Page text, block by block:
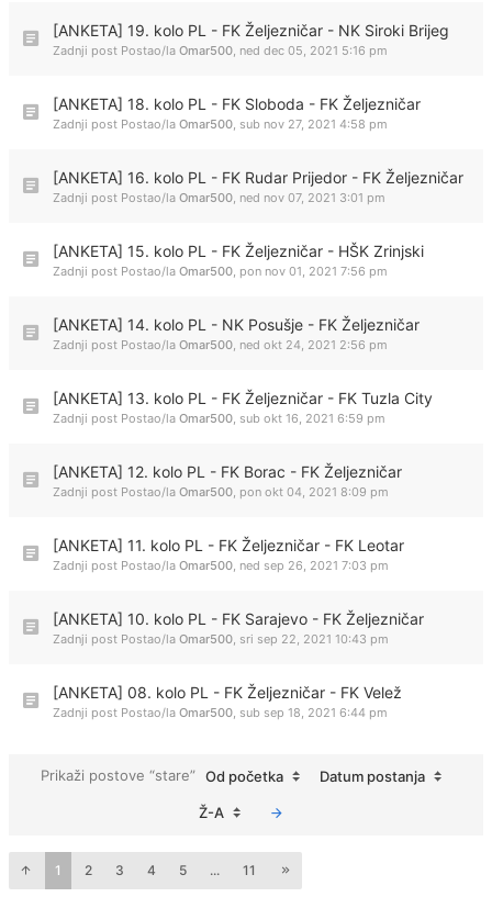
[ANKETA] 19. kolo PL - FK Željezničar - NK Siroki Brijeg
Zadnji post Postao/la Omar500, ned dec 05, 2021 5:16 pm
[ANKETA] 18. kolo PL - FK Sloboda - FK Željezničar
Zadnji post Postao/la Omar500, sub nov 27, 2021 4:58 pm
[ANKETA] 16. kolo PL - FK Rudar Prijedor - FK Željezničar
Zadnji post Postao/la Omar500, ned nov 07, 2021 3:01 pm
[ANKETA] 15. kolo PL - FK Željezničar - HŠK Zrinjski
Zadnji post Postao/la Omar500, pon nov 01, 2021 7:56 pm
[ANKETA] 14. kolo PL - NK Posušje - FK Željezničar
Zadnji post Postao/la Omar500, ned okt 24, 2021 2:56 pm
[ANKETA] 13. kolo PL - FK Željezničar - FK Tuzla City
Zadnji post Postao/la Omar500, sub okt 16, 2021 6:59 pm
[ANKETA] 12. kolo PL - FK Borac - FK Željezničar
Zadnji post Postao/la Omar500, pon okt 04, 2021 8:09 pm
[ANKETA] 11. kolo PL - FK Željezničar - FK Leotar
Zadnji post Postao/la Omar500, ned sep 26, 2021 7:03 pm
[ANKETA] 10. kolo PL - FK Sarajevo - FK Željezničar
Zadnji post Postao/la Omar500, sri sep 22, 2021 10:43 pm
[ANKETA] 08. kolo PL - FK Željezničar - FK Velež
Zadnji post Postao/la Omar500, sub sep 18, 2021 6:44 pm
Prikaži postove “stare” Od početka Datum postanja
Ž-A
1 2 3 4 5 ... 11